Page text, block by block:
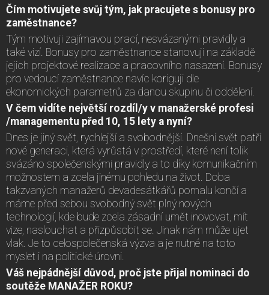
Čím motivujete svůj tým, jak pracujete s bonusy pro
zaměstnance?
Tým motivuji zajímavou prací, nesvázanými pravidly a
také vizí. Bonusy pro zaměstnance stanovuji na základě
jejich projektové realizace a pracovního nasazení. Bonusy
pro vedoucí zaměstnance navíc koriguji dle
ekonomických parametrů za danou skupinu či oddělení.
V čem vidíte největší rozdíl/y v manažerské profesi
/managementu před 10, 15 lety a nyní?
Dnes je jiný svět, rychlejší a svobodnější. Dnešní svět patří
nové generaci, která vyrůstá v prostředí, které není tolik
svázáno společenskými pravidly a to díky komunikačním
možnostem a zcela jinému pohledu na život. Doba
takzvaných manažerů devadesátkářů pomalu končí a
máme před sebou svobodný svět plný nových
technologií, kde bude zcela zásadní umět inovovat, mít
vize, naslouchat a přizpůsobit se. Jinak nám může ujet
vlak. Je to celospolečenská výzva a je nutné na toto
myslet i na politické úrovni.
Váš nejpádnější důvod, proč jste přijal nominaci do
soutěže MANAŽER ROKU?